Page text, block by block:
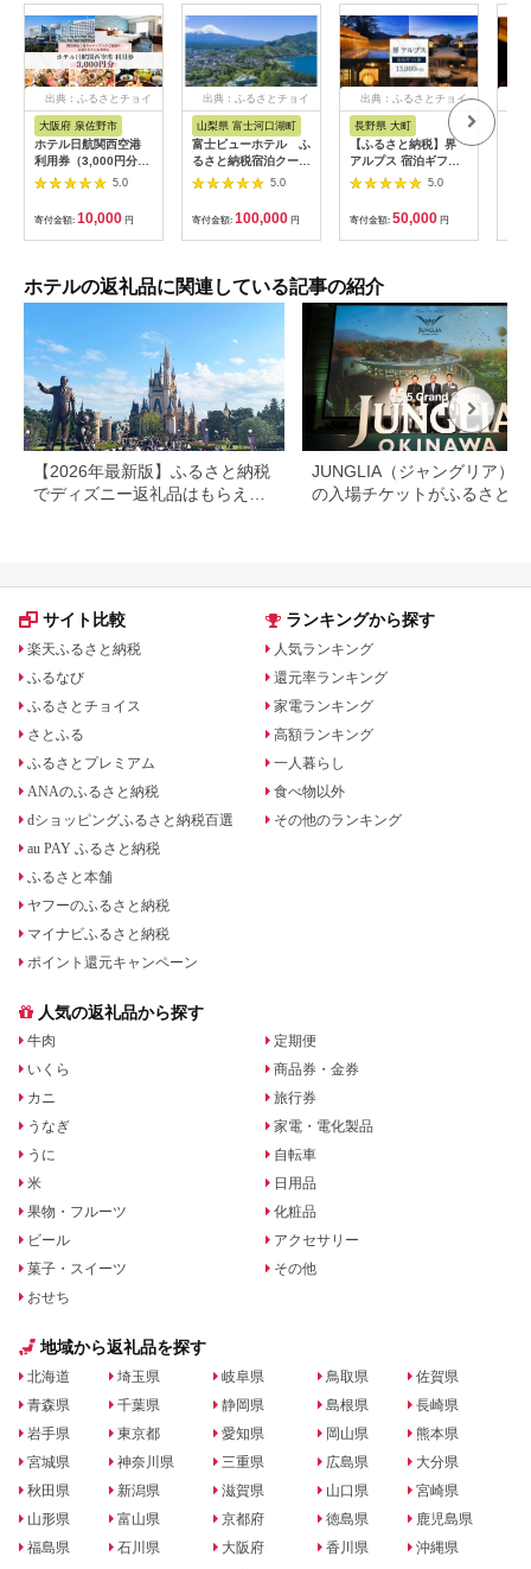
出典：ふるさとチョイ
大阪府 泉佐野市
ホテル日航関西空港
利用券（3,000円分）
【旅行 宿泊 出張 前泊
後泊 ファミリー 空港
ターミナルビル 徒歩
直結】
5.0
寄付金額: 10,000 円
出典：ふるさとチョイ
ス
山梨県 富士河口湖町
富士ビューホテル ふ
るさと納税宿泊クーポ
ン券(30,000円分)
5.0
寄付金額: 100,000 円
出典：ふるさとチョイ
長野県 大町
【ふるさと納税】界
アルプス 宿泊ギフト
券（15,000円分）
【星野リゾート】
5.0
寄付金額: 50,000 円
ホテルの返礼品に関連している記事の紹介
【2026年最新版】ふるさと納税
でディズニー返礼品はもらえ
JUNGLIA（ジャングリア）
の入場チケットがふるさと納
サイト比較
楽天ふるさと納税
ふるなび
ふるさとチョイス
さとふる
ふるさとプレミアム
ANAのふるさと納税
dショッピングふるさと納税百選
au PAY ふるさと納税
ふるさと本舗
ヤフーのふるさと納税
マイナビふるさと納税
ポイント還元キャンペーン
ランキングから探す
人気ランキング
還元率ランキング
家電ランキング
高額ランキング
一人暮らし
食べ物以外
その他のランキング
人気の返礼品から探す
牛肉
いくら
カニ
うなぎ
うに
米
果物・フルーツ
ビール
菓子・スイーツ
おせち
定期便
商品券・金券
旅行券
家電・電化製品
自転車
日用品
化粧品
アクセサリー
その他
地域から返礼品を探す
北海道
青森県
岩手県
宮城県
秋田県
山形県
福島県
埼玉県
千葉県
東京都
神奈川県
新潟県
富山県
石川県
岐阜県
静岡県
愛知県
三重県
滋賀県
京都府
大阪府
鳥取県
島根県
岡山県
広島県
山口県
徳島県
香川県
佐賀県
長崎県
熊本県
大分県
宮崎県
鹿児島県
沖縄県